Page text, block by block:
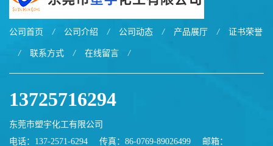
公司首页 / 公司介绍 / 公司动态 / 产品展厅 / 证书荣誉
/ 联系方式 / 在线留言 /
13725716294
东莞市塑宇化工有限公司
电话：137-2571-6294
传真：86-0769-89026499 邮箱：